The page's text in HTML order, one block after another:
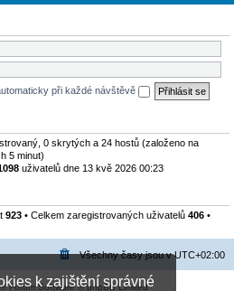
k zajištění správné
při každé návštěvě
0 skrytých a 24 hostů (založeno na
5 minut)
uživatelů dne 13 kvě 2026 00:23
923 • Celkem zaregistrovaných uživatelů 406 •
Všechny časy jsou vUTC+02:00
® Forum Software © phpBB Limited